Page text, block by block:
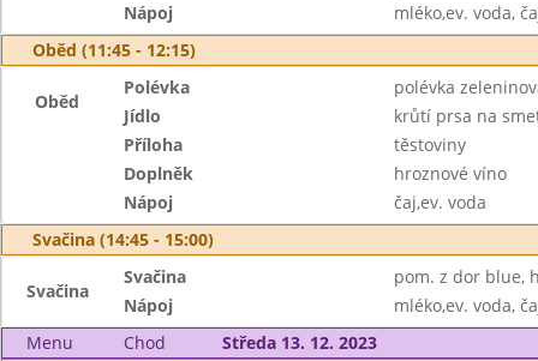
Nápoj
mléko,ev. voda,
Oběd (11:45 - 12:15)
Oběd
Polévka
polévka
Jídlo
krůtí prsa na
Příloha
těstoviny
Doplněk
hroznové víno
Nápoj
čaj,ev. voda
Svačina (14:45 - 15:00)
Svačina
Svačina
pom. z dor blue,
Nápoj
mléko,ev. voda,
Menu
Chod
Středa 13. 12. 2023